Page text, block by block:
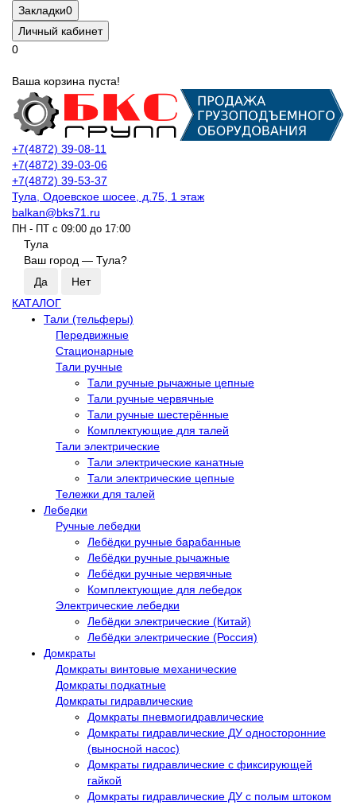
Закладки0
Личный кабинет
0
Ваша корзина пуста!
+7(4872) 39-08-11
+7(4872) 39-03-06
+7(4872) 39-53-37
Тула, Одоевское шосее, д.75, 1 этаж
balkan@bks71.ru
ПН - ПТ с 09:00 до 17:00
Тула
Ваш город — Тула?
КАТАЛОГ
Тали (тельферы)
Передвижные
Стационарные
Тали ручные
Тали ручные рычажные цепные
Тали ручные червячные
Тали ручные шестерённые
Комплектующие для талей
Тали электрические
Тали электрические канатные
Тали электрические цепные
Тележки для талей
Лебедки
Ручные лебедки
Лебёдки ручные барабанные
Лебёдки ручные рычажные
Лебёдки ручные червячные
Комплектующие для лебедок
Электрические лебедки
Лебёдки электрические (Китай)
Лебёдки электрические (Россия)
Домкраты
Домкраты винтовые механические
Домкраты подкатные
Домкраты гидравлические
Домкраты пневмогидравлические
Домкраты гидравлические ДУ односторонние
(выносной насос)
Домкраты гидравлические с фиксирующей
гайкой
Домкраты гидравлические ДУ c полым штоком